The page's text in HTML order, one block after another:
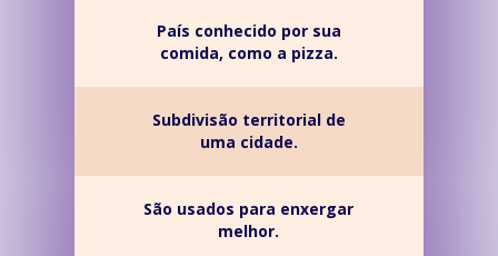
País conhecido por sua
comida, como a pizza.
Subdivisão territorial de
uma cidade.
São usados para enxergar
melhor.